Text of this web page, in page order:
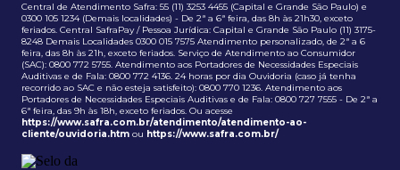
Central de Atendimento Safra: 55 (11) 3253 4455 (Capital e Grande São Paulo) e
0300 105 1234 (Demais localidades) - De 2ª a 6ª feira, das 8h às 21h30, exceto
feriados. Central SafraPay / Pessoa Jurídica: Capital e Grande São Paulo (11) 3175-
8248 Demais Localidades 0300 015 7575 Atendimento personalizado, de 2ª a 6
feira, das 8h às 21h, exceto feriados. Serviço de Atendimento ao Consumidor
(SAC): 0800 772 5755. Atendimento aos Portadores de Necessidades Especiais
Auditivas e de Fala: 0800 772 4136. 24 horas por dia Ouvidoria (caso já tenha
recorrido ao SAC e não esteja satisfeito): 0800 770 1236. Atendimento aos
Portadores de Necessidades Especiais Auditivas e de Fala: 0800 727 7555 - De 2ª a
6ª feira, das 9h às 18h, exceto feriados. Ou acesse
https://www.safra.com.br/atendimento/atendimento-ao-
cliente/ouvidoria.htm ou https://www.safra.com.br/